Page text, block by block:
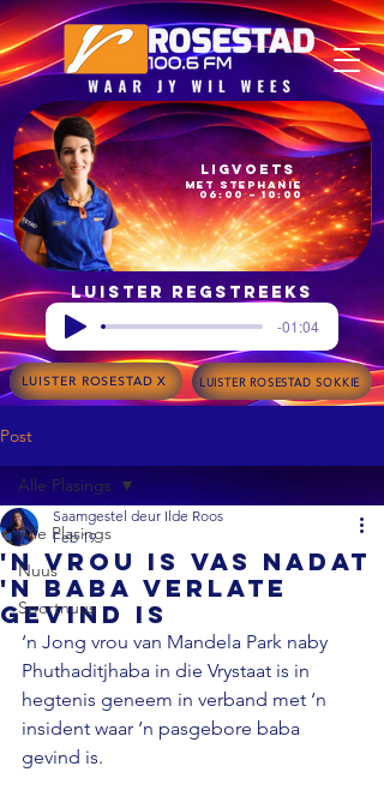
06:00 – 10:00
met Stephanie
Ligvoets
Luister regstreeks
-01:04
LUISTER ROSESTAD X LUISTER ROSESTAD SOKKIE
Post
Alle Plasings
Nuus
Sportnuus
Alle Plasings
'n Vrou is vas nadat
'n baba verlate
gevind is
Saamgestel deur Ilde Roos
Feb 19
‘n Jong vrou van Mandela Park naby
Phuthaditjhaba in die Vrystaat is in
hegtenis geneem in verband met ‘n
insident waar ‘n pasgebore baba
gevind is.